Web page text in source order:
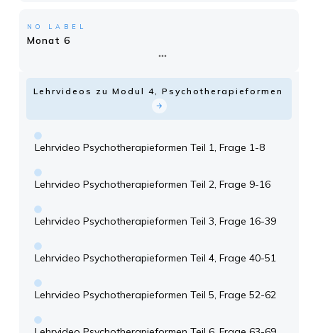
NO LABEL
Monat 6
Lehrvideos zu Modul 4, Psychotherapieformen
Lehrvideo Psychotherapieformen Teil 1, Frage 1-8
Lehrvideo Psychotherapieformen Teil 2, Frage 9-16
Lehrvideo Psychotherapieformen Teil 3, Frage 16-39
Lehrvideo Psychotherapieformen Teil 4, Frage 40-51
Lehrvideo Psychotherapieformen Teil 5, Frage 52-62